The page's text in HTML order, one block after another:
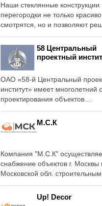
Наши стеклянные конструкции
перегородки не только красиво
смотрятся, но и позволяют
58 Центральный
проектный
ОАО «58-й Центральный
институт» имеет многолетний
проектирования объектов
М.С.К
Компания "М.С.К"
снабжение объектов г. Москвы
Московской обл.
Up! Decor